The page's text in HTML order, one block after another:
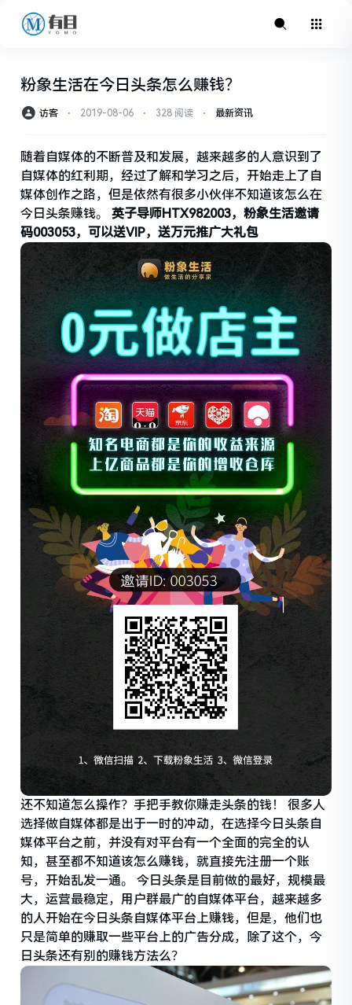
粉象生活在今日头条怎么赚钱？
访客 ⋅ 2019-08-06 ⋅ 328 阅读 ⋅ 最新资讯
随着自媒体的不断普及和发展，越来越多的人意识到了
自媒体的红利期，经过了解和学习之后，开始走上了自
媒体创作之路，但是依然有很多小伙伴不知道该怎么在
今日头条赚钱。英子导师HTX982003，粉象生活邀请
码003053，可以送VIP，送万元推广大礼包
还不知道怎么操作？手把手教你赚走头条的钱！ 很多人
选择做自媒体都是出于一时的冲动，在选择今日头条自
媒体平台之前，并没有对平台有一个全面的完全的认
知，甚至都不知道该怎么赚钱，就直接先注册一个账
号，开始乱发一通。 今日头条是目前做的最好，规模最
大，运营最稳定，用户群最广的自媒体平台，越来越多
的人开始在今日头条自媒体平台上赚钱，但是，他们也
只是简单的赚取一些平台上的广告分成，除了这个，今
日头条还有别的赚钱方法么？